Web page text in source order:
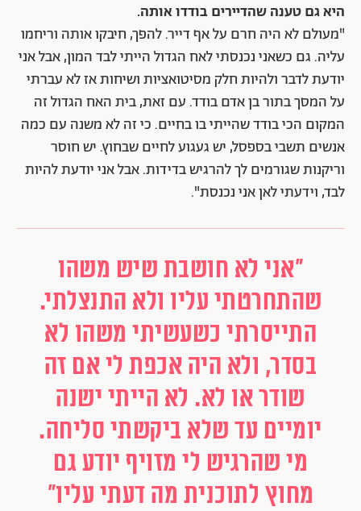
היא גם טענה שהדיירים בודדו אותה.
"מעולם לא היה חרם על אף דייר. להפך, חיבקו אותה וריחמו
עליה. גם כשאני נכנסתי לאח הגדול הייתי לבד המון, אבל אני
יודעת לדבר ולהיות חלק מסיטואציות ושיחות אז לא עברתי
על המסך בתור בן אדם בודד. עם זאת, בית האח הגדול זה
המקום הכי בודד שהייתי בו בחיים. כי זה לא משנה עם כמה
אנשים תשבי בספסל, יש געגוע לחיים שבחוץ. יש חוסר
וריקנות שגורמים לך להרגיש בדידות. אבל אני יודעת להיות
לבד, וידעתי לאן אני נכנסת".
"אני לא חושבת שיש משהו
שהתחרטתי עליו ולא התנצלתי.
התייסרתי כשעשיתי משהו לא
בסדר, ולא היה אכפת לי אם זה
שודר או לא. לא הייתי ישנה
יומיים עד שלא ביקשתי סליחה.
מי שהרגיש לי מזויף יודע גם
מחוץ לתוכנית מה דעתי עליו"